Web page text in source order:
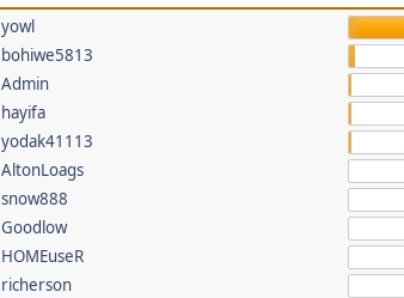
yowl
bohiwe5813
Admin
hayifa
yodak41113
AltonLoags
snow888
Goodlow
HOMEuseR
richerson